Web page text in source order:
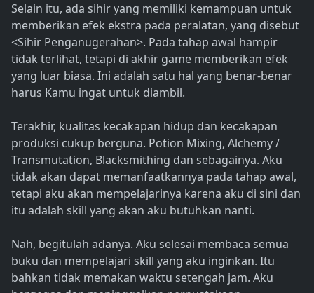
Selain itu, ada sihir yang memiliki kemampuan untuk
memberikan efek ekstra pada peralatan, yang disebut
<Sihir Penganugerahan>. Pada tahap awal hampir
tidak terlihat, tetapi di akhir game memberikan efek
yang luar biasa. Ini adalah satu hal yang benar-benar
harus Kamu ingat untuk diambil.
Terakhir, kualitas kecakapan hidup dan kecakapan
produksi cukup berguna. Potion Mixing, Alchemy /
Transmutation, Blacksmithing dan sebagainya. Aku
tidak akan dapat memanfaatkannya pada tahap awal,
tetapi aku akan mempelajarinya karena aku di sini dan
itu adalah skill yang akan aku butuhkan nanti.
Nah, begitulah adanya. Aku selesai membaca semua
buku dan mempelajari skill yang aku inginkan. Itu
bahkan tidak memakan waktu setengah jam. Aku